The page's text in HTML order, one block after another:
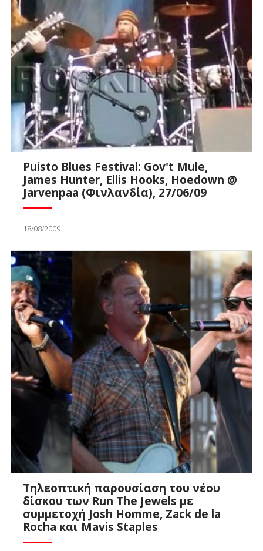
Puisto Blues Festival: Gov't Mule,
James Hunter, Ellis Hooks, Hoedown @
Jarvenpaa (Φινλανδία), 27/06/09
18/08/2009
Τηλεοπτική παρουσίαση του νέου
δίσκου των Run The Jewels με
συμμετοχή Josh Homme, Zack de la
Rocha και Mavis Staples